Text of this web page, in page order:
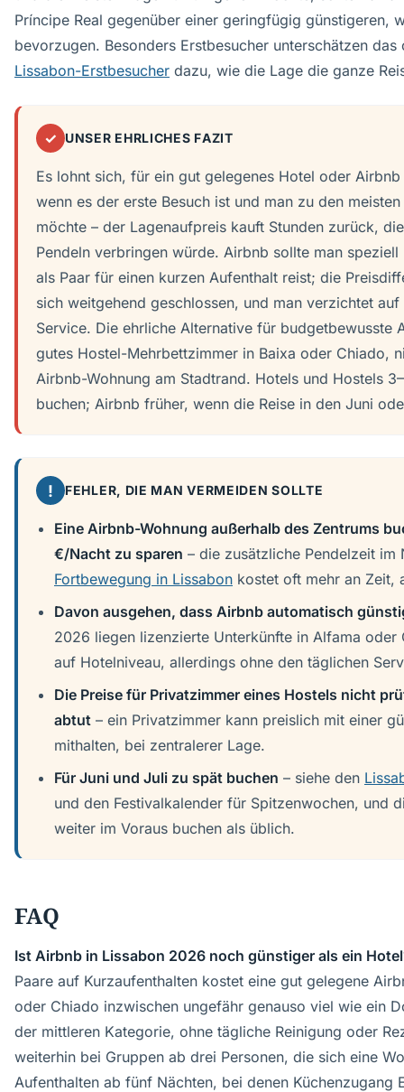
Príncipe Real gegenüber einer geringfügig günstigeren,
bevorzugen. Besonders Erstbesucher unterschätzen
Lissabon-Erstbesucher dazu, wie die Lage die ganze
✓ UNSER EHRLICHES FAZIT
Es lohnt sich, für ein gut gelegenes Hotel oder
wenn es der erste Besuch ist und man zu den
möchte – der Lagenaufpreis kauft Stunden zurück,
Pendeln verbringen würde. Airbnb sollte man speziell
als Paar für einen kurzen Aufenthalt reist; die
sich weitgehend geschlossen, und man verzichtet
Service. Die ehrliche Alternative für budgetbewusste
gutes Hostel-Mehrbettzimmer in Baixa oder Chiado,
Airbnb-Wohnung am Stadtrand. Hotels und Hostels
buchen; Airbnb früher, wenn die Reise in den Juni
! FEHLER, DIE MAN VERMEIDEN SOLLTE
Eine Airbnb-Wohnung außerhalb des Zentrums
€/Nacht zu sparen – die zusätzliche Pendelzeit
Fortbewegung in Lissabon kostet oft mehr an Zeit,
Davon ausgehen, dass Airbnb automatisch
2026 liegen lizenzierte Unterkünfte in Alfama oder
auf Hotelniveau, allerdings ohne den täglichen
Die Preise für Privatzimmer eines Hostels nicht
abtut – ein Privatzimmer kann preislich mit einer
mithalten, bei zentralerer Lage.
Für Juni und Juli zu spät buchen – siehe den
und den Festivalkalender für Spitzenwochen, und
weiter im Voraus buchen als üblich.
FAQ
Ist Airbnb in Lissabon 2026 noch günstiger als ein
Paare auf Kurzaufenthalten kostet eine gut gelegene
oder Chiado inzwischen ungefähr genauso viel wie ein
der mittleren Kategorie, ohne tägliche Reinigung oder
weiterhin bei Gruppen ab drei Personen, die sich eine
Aufenthalten ab fünf Nächten, bei denen Küchenzugang